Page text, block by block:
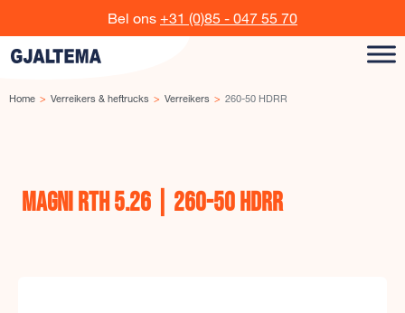
Ga naar de inhoudBel ons +31 (0)85 - 047 55 70
Home Verreikers & heftrucks Verreikers 260-50 HDRR
MAGNI RTH 5.26 | 260-50 HDRR